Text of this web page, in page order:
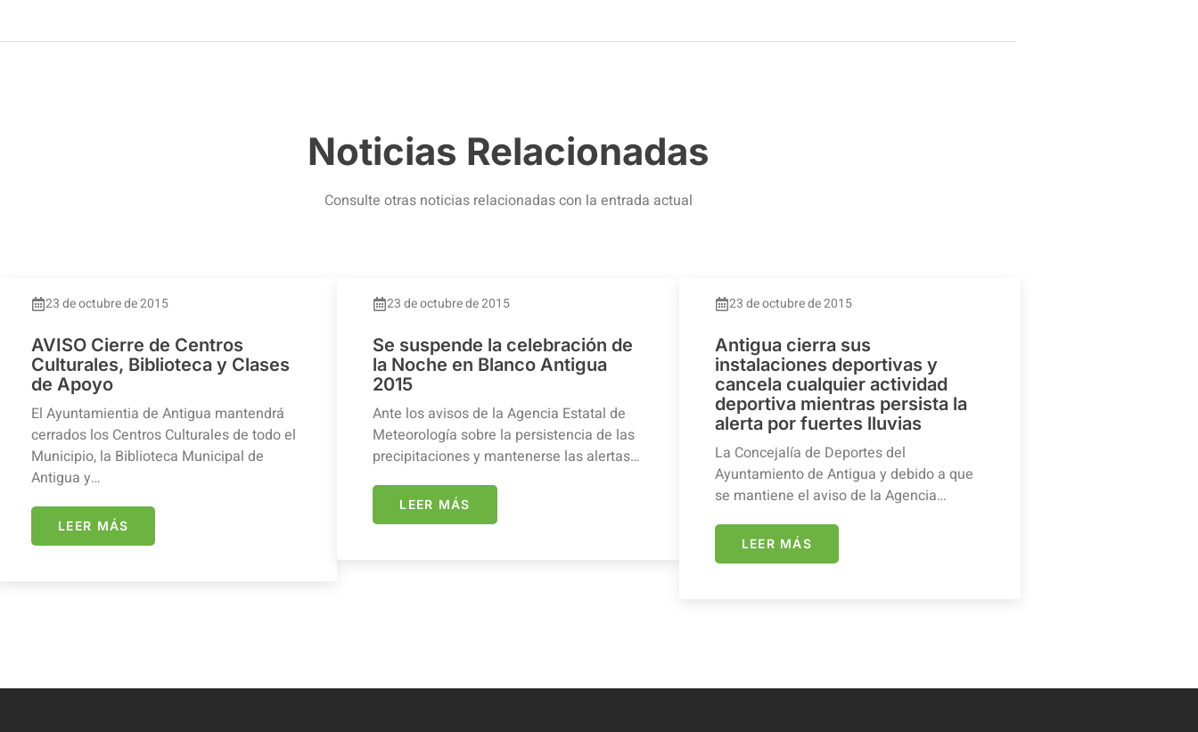
Noticias Relacionadas
Consulte otras noticias relacionadas con la entrada actual
23 de octubre de 2015
AVISO Cierre de Centros
Culturales, Biblioteca y Clases
de Apoyo
El Ayuntamientia de Antigua mantendrá
cerrados los Centros Culturales de todo el
Municipio, la Biblioteca Municipal de
Antigua y…
LEER MÁS
23 de octubre de 2015
Se suspende la celebración de
la Noche en Blanco Antigua
2015
Ante los avisos de la Agencia Estatal de
Meteorología sobre la persistencia de las
precipitaciones y mantenerse las alertas…
LEER MÁS
23 de octubre de 2015
Antigua cierra sus
instalaciones deportivas y
cancela cualquier actividad
deportiva mientras persista la
alerta por fuertes lluvias
La Concejalía de Deportes del
Ayuntamiento de Antigua y debido a que
se mantiene el aviso de la Agencia…
LEER MÁS